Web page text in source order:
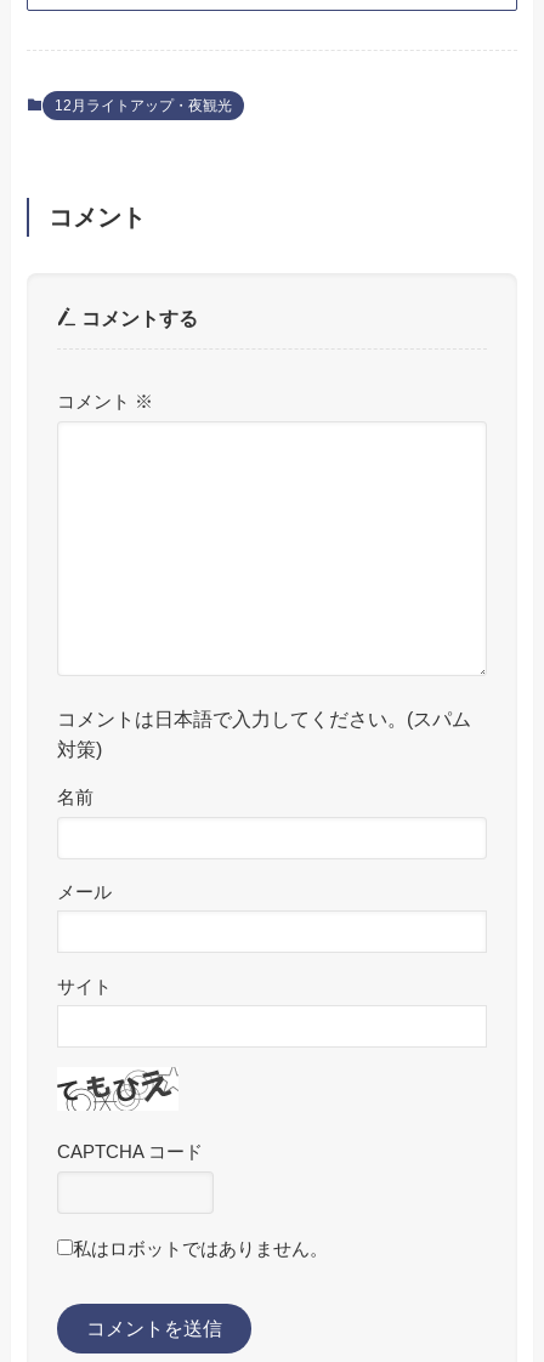
12月ライトアップ・夜観光
コメント
コメントする
コメント ※
コメントは日本語で入力してください。(スパム
対策)
名前
メール
サイト
CAPTCHA コード
私はロボットではありません。